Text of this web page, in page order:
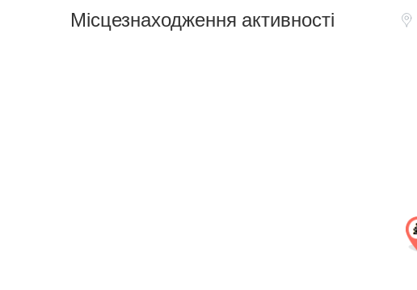
Місцезнаходження активності